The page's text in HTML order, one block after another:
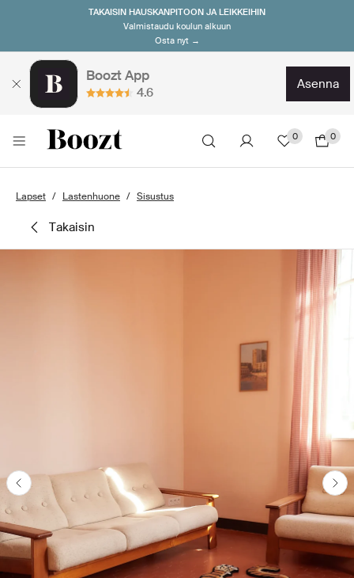
TAKAISIN HAUSKANPITOON JA LEIKKEIHIN
Valmistaudu koulun alkuun
Osta nyt →
Boozt App
4.6
asenna
0 0
Lapset Lastenhuone Sisustus
takaisin